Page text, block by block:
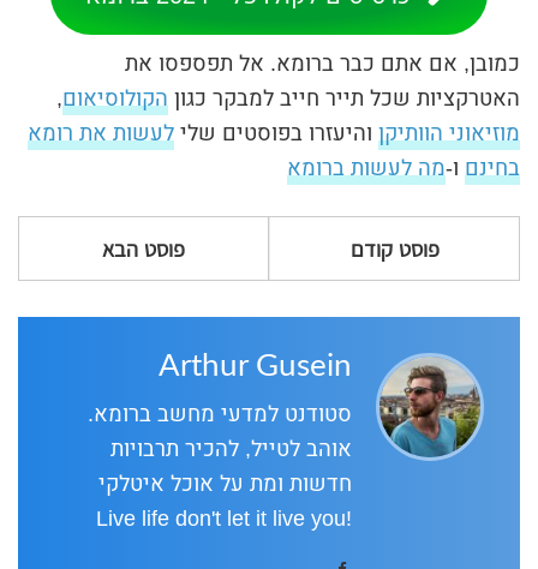
כמובן, אם אתם כבר ברומא. אל תפספסו את
האטרקציות שכל תייר חייב למבקר כגוןהקולוסיאום,
מוזיאוני הוותיקן והיעזרו בפוסטים שלילעשות את רומא
בחינם ו-מה לעשות ברומא
פוסט קודם פוסט הבא
Arthur Gusein
סטודנט למדעי מחשב ברומא.
אוהב לטייל, להכיר תרבויות
חדשות ומת על אוכל איטלקי
!Live life don't let it live you